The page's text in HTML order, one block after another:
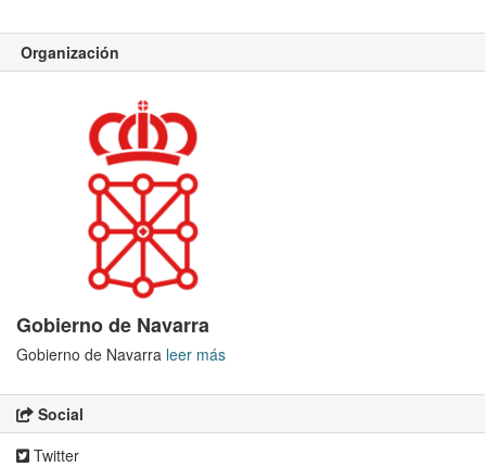
Organización
Gobierno de Navarra
Gobierno de Navarra leer más
Social
Twitter